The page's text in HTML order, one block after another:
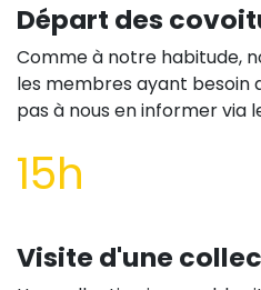
Départ des
Comme à notre habitude,
les membres ayant besoin
pas à nous en informer via
15h
Visite d'une